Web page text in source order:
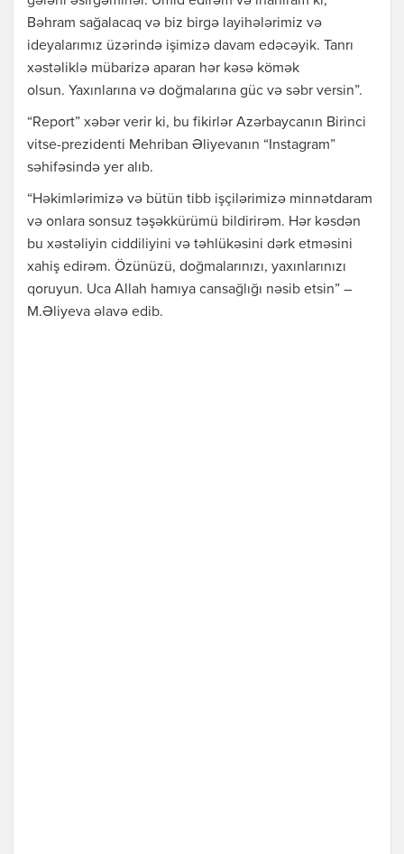
Bəhram sağalacaq və biz birgə layihələrimiz və
ideyalarımız üzərində işimizə davam edəcəyik. Tanrı
xəstəliklə mübarizə aparan hər kəsə kömək
olsun. Yaxınlarına və doğmalarına güc və səbr versin”.
“Report” xəbər verir ki, bu fikirlər Azərbaycanın Birinci
vitse-prezidenti Mehriban Əliyevanın “Instagram”
səhifəsində yer alıb.
“Həkimlərimizə və bütün tibb işçilərimizə minnətdaram
və onlara sonsuz təşəkkürümü bildirirəm. Hər kəsdən
bu xəstəliyin ciddiliyini və təhlükəsini dərk etməsini
xahiş edirəm. Özünüzü, doğmalarınızı, yaxınlarınızı
qoruyun. Uca Allah hamıya cansağlığı nəsib etsin” –
M.Əliyeva əlavə edib.